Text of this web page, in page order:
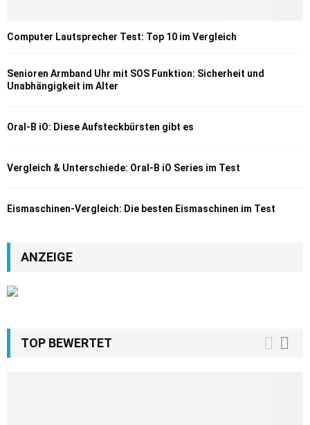
Computer Lautsprecher Test: Top 10 im Vergleich
Senioren Armband Uhr mit SOS Funktion: Sicherheit und
Unabhängigkeit im Alter
Oral-B iO: Diese Aufsteckbürsten gibt es
Vergleich & Unterschiede: Oral-B iO Series im Test
Eismaschinen-Vergleich: Die besten Eismaschinen im Test
ANZEIGE
TOP BEWERTET